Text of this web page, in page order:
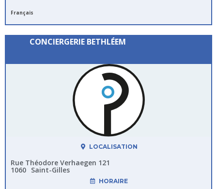
Français
CONCIERGERIE BETHLÉEM
LOCALISATION
Rue Théodore Verhaegen 121
1060 Saint-Gilles
HORAIRE